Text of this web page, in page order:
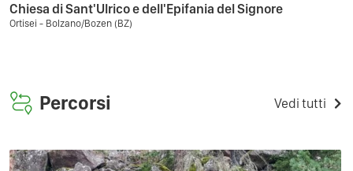
Chiesa di Sant'Ulrico e dell'Epifania del Signore
Ortisei - Bolzano/Bozen (BZ)
Percorsi Vedi tutti